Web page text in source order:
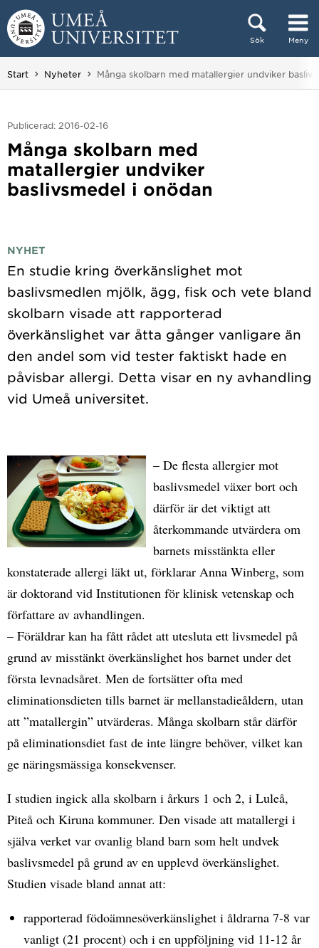
Hoppa direkt till innehållet
Sök Meny
Huvudmenyn dold.
Start Nyheter Du är här:
Många skolbarn med matallergier undviker
Publicerad: 2016-02-16
Många skolbarn med
matallergier undviker
baslivsmedel i onödan
NYHET
En studie kring överkänslighet mot
baslivsmedlen mjölk, ägg, fisk och vete bland
skolbarn visade att rapporterad
överkänslighet var åtta gånger vanligare än
den andel som vid tester faktiskt hade en
påvisbar allergi. Detta visar en ny avhandling
– De flesta allergier mot
baslivsmedel växer bort och
därför är det viktigt att
återkommande utvärdera om
barnets misstänkta eller
konstaterade allergi läkt ut, förklarar Anna Winberg, som
är doktorand vid Institutionen för klinisk vetenskap och
författare av avhandlingen.
– Föräldrar kan ha fått rådet att utesluta ett livsmedel på
grund av misstänkt överkänslighet hos barnet under det
första levnadsåret. Men de fortsätter ofta med
eliminationsdieten tills barnet är mellanstadieåldern, utan
att ”matallergin” utvärderas. Många skolbarn står därför
på eliminationsdiet fast de inte längre behöver, vilket kan
ge näringsmässiga konsekvenser.
I studien ingick alla skolbarn i årkurs 1 och 2, i Luleå,
Piteå och Kiruna kommuner. Den visade att matallergi i
själva verket var ovanlig bland barn som helt undvek
baslivsmedel på grund av en upplevd överkänslighet.
Studien visade bland annat att:
rapporterad födoämnesöverkänslighet i åldrarna 7-8 var
vanligt (21 procent) och i en uppföljning vid 11-12 år